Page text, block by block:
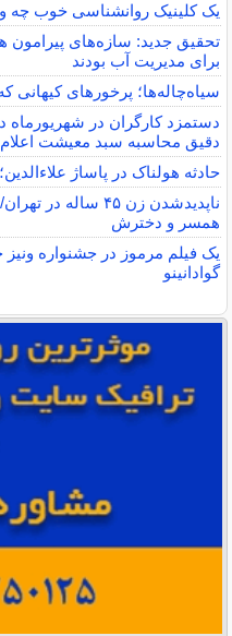
یک کلینیک روانشناسی خوب چه
تحقیق جدید: سازه‌های
برای مدیریت آب بودند
سیاه‌چاله‌ها؛ پرخورهای کیهانی
دستمزد کارگران در شهریورماه
دقیق محاسبه سبد معیشت
حادثه هولناک در پاساژ علاءالدین؛ ۶ نفر به بیمارستان منتقل شدند
ناپدیدشدن زن ۴۵
همسر و دخترش
یک فیلم مرموز در جشنواره ونیز
گوادانینو